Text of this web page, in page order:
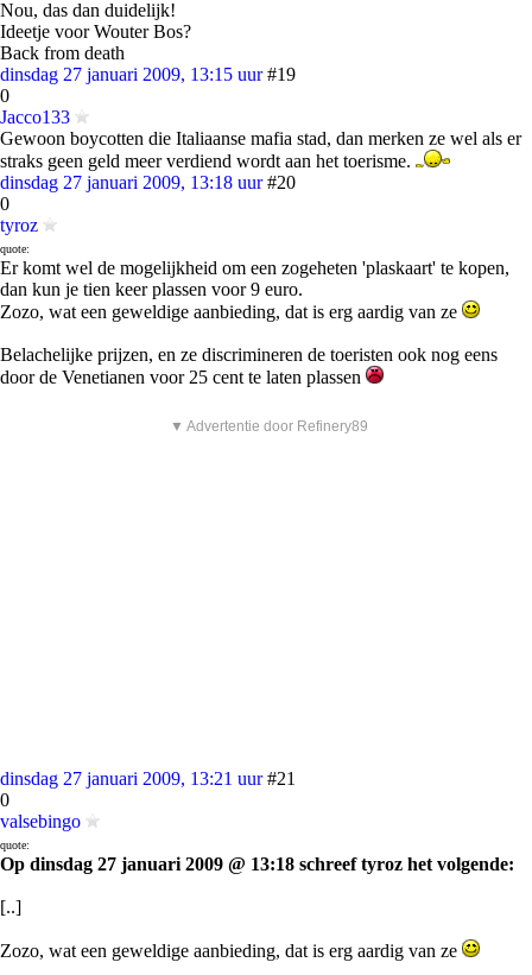
Nou, das dan duidelijk!
Ideetje voor Wouter Bos?
Back from death
dinsdag 27 januari 2009, 13:15 uur #19
0
Jacco133
Gewoon boycotten die Italiaanse mafia stad, dan merken ze wel als er
straks geen geld meer verdiend wordt aan het toerisme.
dinsdag 27 januari 2009, 13:18 uur #20
0
tyroz
quote:
Er komt wel de mogelijkheid om een zogeheten 'plaskaart' te kopen,
dan kun je tien keer plassen voor 9 euro.
Zozo, wat een geweldige aanbieding, dat is erg aardig van ze
Belachelijke prijzen, en ze discrimineren de toeristen ook nog eens
door de Venetianen voor 25 cent te laten plassen
▼ Advertentie door Refinery89
dinsdag 27 januari 2009, 13:21 uur #21
0
valsebingo
quote:
Op dinsdag 27 januari 2009 @ 13:18 schreef tyroz het volgende:
[..]
Zozo, wat een geweldige aanbieding, dat is erg aardig van ze